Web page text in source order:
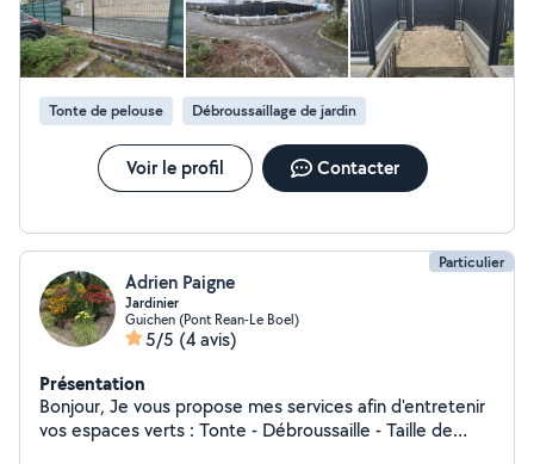
Tonte de pelouse Débroussaillage de jardin
Voir le profil Contacter
Particulier
Adrien Paigne
Jardinier
Guichen (Pont Rean-Le Boel)
5/5 (4 avis)
Présentation
Bonjour, Je vous propose mes services afin d'entretenir
vos espaces verts : Tonte - Débroussaille - Taille de